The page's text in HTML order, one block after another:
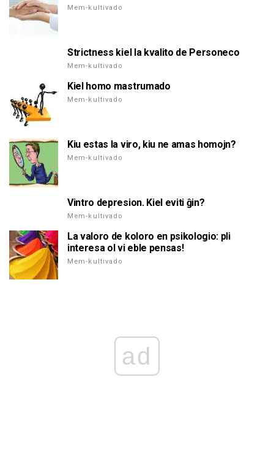
Mem-kultivado
Strictness kiel la kvalito de Personeco
Mem-kultivado
Kiel homo mastrumado
Mem-kultivado
Kiu estas la viro, kiu ne amas homojn?
Mem-kultivado
Vintro depresion. Kiel eviti ĝin?
Mem-kultivado
La valoro de koloro en psikologio: pli
interesa ol vi eble pensas!
Mem-kultivado
ad